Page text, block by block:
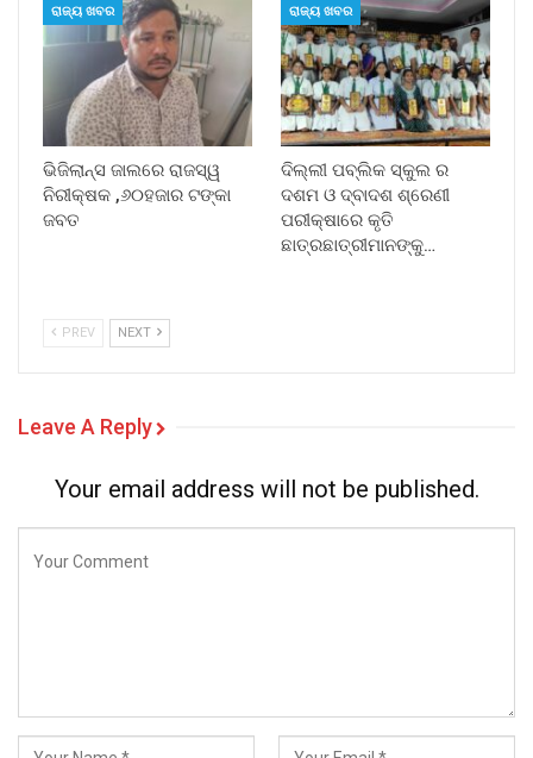
ରାଜ୍ୟ ଖବର
ଭିଜିଲାନ୍ସ ଜାଲରେ ରାଜସ୍ୱ
ନିରୀକ୍ଷକ ,୬୦ହଜାର ଟଙ୍କା
ଜବତ
ରାଜ୍ୟ ଖବର
ଦିଲ୍ଲୀ ପବ୍ଲିକ ସ୍କୁଲ ର
ଦଶମ ଓ ଦ୍ବାଦଶ ଶ୍ରେଣୀ
ପରୀକ୍ଷାରେ କୃତି
ଛାତ୍ରଛାତ୍ରୀମାନଙ୍କୁ…
PREV NEXT
Leave A Reply
Your email address will not be published.